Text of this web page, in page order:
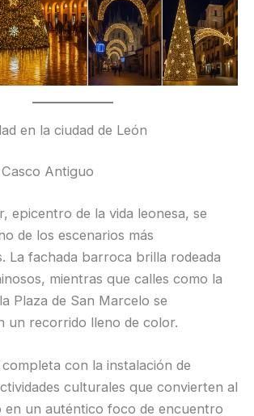
en la ciudad de León
Antiguo
epicentro de la vida leonesa, se
de los escenarios más
La fachada barroca brilla rodeada
mientras que calles como la
Plaza de San Marcelo se
un recorrido lleno de color.
con la instalación de
culturales que convierten al
en un auténtico foco de encuentro